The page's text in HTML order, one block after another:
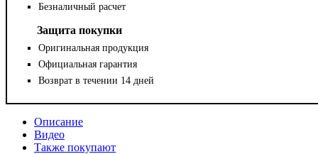
Безналичный расчет
Защита покупки
Оригинальная продукция
Официальная гарантия
Возврат в течении 14 дней
Описание
Видео
Также покупают